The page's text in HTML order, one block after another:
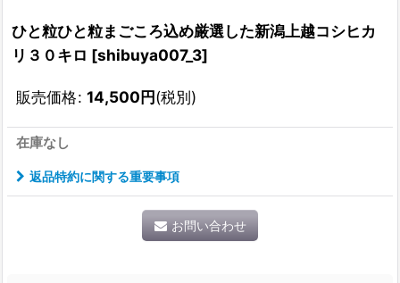
ひと粒ひと粒まごころ込め厳選した新潟上越コシヒカ
リ３０キロ [shibuya007_3]
販売価格: 14,500円(税別)
在庫なし
返品特約に関する重要事項
お問い合わせ